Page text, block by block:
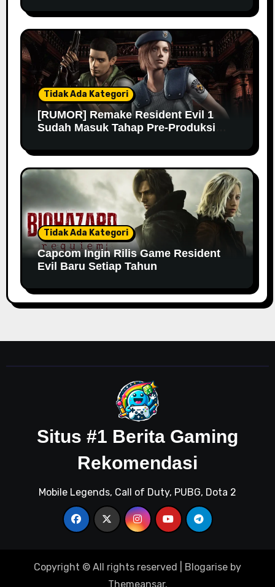
Tidak Ada Kategori
[RUMOR] Remake Resident Evil 1
Sudah Masuk Tahap Pre-Produksi
Tidak Ada Kategori
Capcom Ingin Rilis Game Resident
Evil Baru Setiap Tahun
Situs #1 Berita Gaming
Rekomendasi
Mobile Legends, Call of Duty, PUBG, Dota 2
Copyright © All rights reserved Blogarise by
Themeansar.